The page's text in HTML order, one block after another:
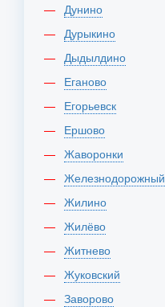
Дунино
Дурыкино
Дыдылдино
Еганово
Егорьевск
Ершово
Жаворонки
Железнодорожный
Жилино
Жилёво
Житнево
Жуковский
Заворово